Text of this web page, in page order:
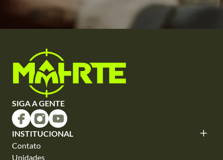
SIGA A GENTE
INSTITUCIONAL
Contato
Unidades